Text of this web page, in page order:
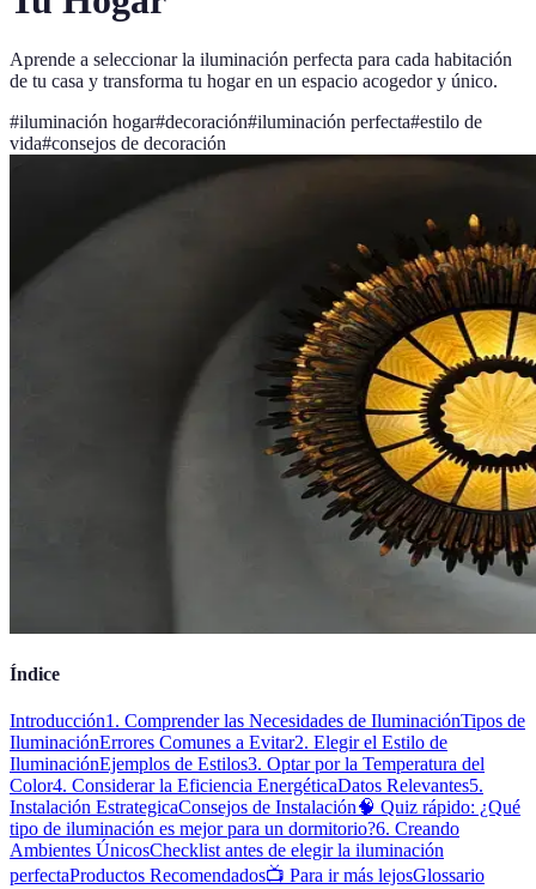
Aprende a seleccionar la iluminación perfecta para cada habitación
de tu casa y transforma tu hogar en un espacio acogedor y único.
#iluminación hogar#decoración#iluminación perfecta#estilo de
vida#consejos de decoración
Índice
Introducción1. Comprender las Necesidades de IluminaciónTipos de
IluminaciónErrores Comunes a Evitar2. Elegir el Estilo de
IluminaciónEjemplos de Estilos3. Optar por la Temperatura del
Color4. Considerar la Eficiencia EnergéticaDatos Relevantes5.
Instalación EstrategicaConsejos de Instalación🧠 Quiz rápido: ¿Qué
tipo de iluminación es mejor para un dormitorio?6. Creando
Ambientes ÚnicosChecklist antes de elegir la iluminación
perfectaProductos Recomendados📺 Para ir más lejosGlossario